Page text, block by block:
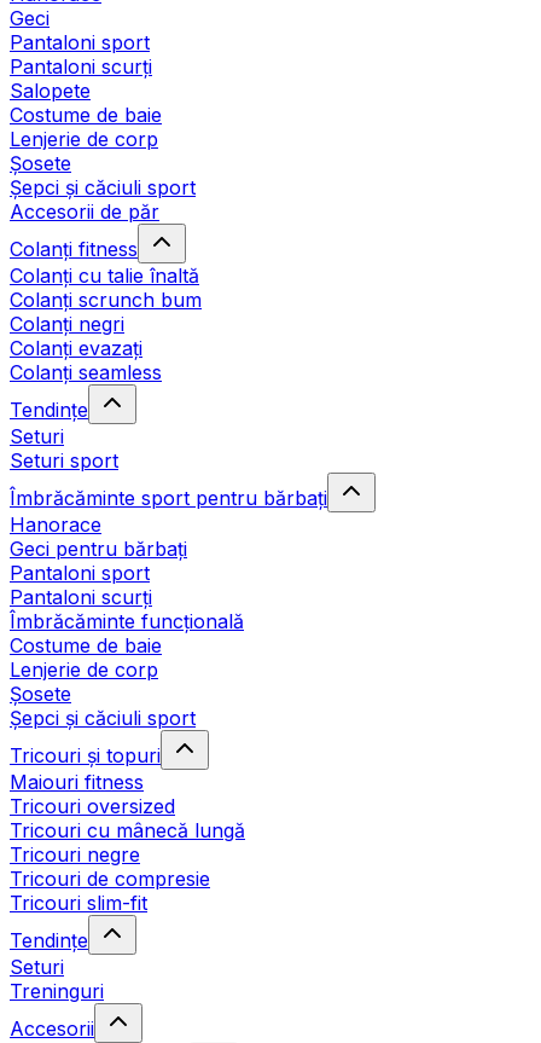
Geci
Pantaloni sport
Pantaloni scurți
Salopete
Costume de baie
Lenjerie de corp
Șosete
Șepci și căciuli sport
Accesorii de păr
Colanți fitness
Colanți cu talie înaltă
Colanți scrunch bum
Colanți negri
Colanți evazați
Colanți seamless
Tendințe
Seturi
Seturi sport
Îmbrăcăminte sport pentru bărbați
Hanorace
Geci pentru bărbați
Pantaloni sport
Pantaloni scurți
Îmbrăcăminte funcțională
Costume de baie
Lenjerie de corp
Șosete
Șepci și căciuli sport
Tricouri și topuri
Maiouri fitness
Tricouri oversized
Tricouri cu mânecă lungă
Tricouri negre
Tricouri de compresie
Tricouri slim-fit
Tendințe
Seturi
Treninguri
Accesorii